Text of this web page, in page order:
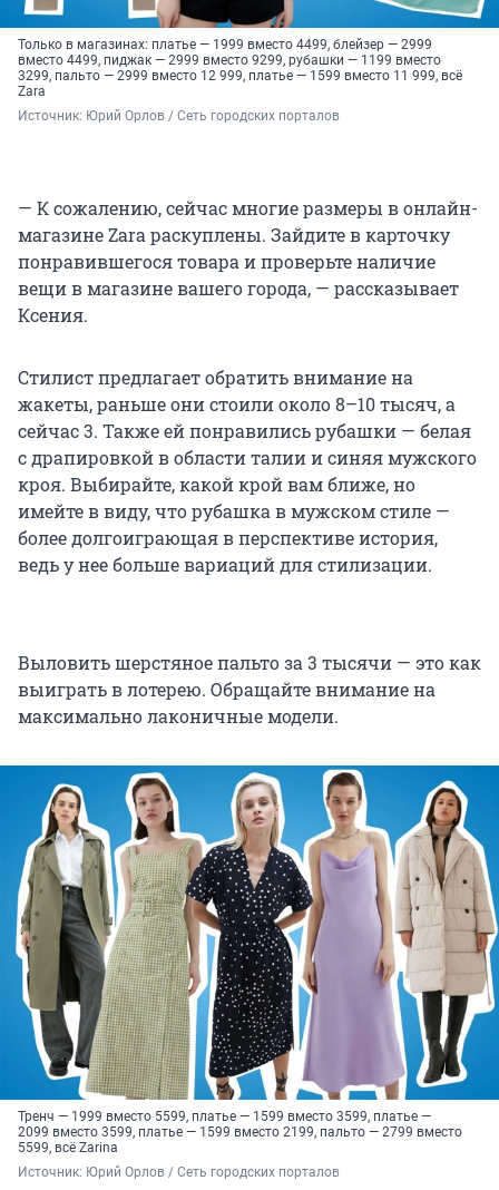
Только в магазинах: платье — 1999 вместо 4499, блейзер — 2999
вместо 4499, пиджак — 2999 вместо 9299, рубашки — 1199 вместо
3299, пальто — 2999 вместо 12 999, платье — 1599 вместо 11 999, всё
Zara
Источник: Юрий Орлов / Сеть городских порталов
— К сожалению, сейчас многие размеры в онлайн-
магазине Zara раскуплены. Зайдите в карточку
понравившегося товара и проверьте наличие
вещи в магазине вашего города, — рассказывает
Ксения.
Стилист предлагает обратить внимание на
жакеты, раньше они стоили около 8–10 тысяч, а
сейчас 3. Также ей понравились рубашки — белая
с драпировкой в области талии и синяя мужского
кроя. Выбирайте, какой крой вам ближе, но
имейте в виду, что рубашка в мужском стиле —
более долгоиграющая в перспективе история,
ведь у нее больше вариаций для стилизации.
Выловить шерстяное пальто за 3 тысячи — это как
выиграть в лотерею. Обращайте внимание на
максимально лаконичные модели.
Тренч — 1999 вместо 5599, платье — 1599 вместо 3599, платье —
2099 вместо 3599, платье — 1599 вместо 2199, пальто — 2799 вместо
5599, всё Zarina
Источник: Юрий Орлов / Сеть городских порталов